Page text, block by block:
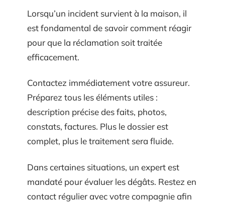
Lorsqu’un incident survient à la maison, il
est fondamental de savoir comment réagir
pour que la réclamation soit traitée
efficacement.
Contactez immédiatement votre assureur.
Préparez tous les éléments utiles :
description précise des faits, photos,
constats, factures. Plus le dossier est
complet, plus le traitement sera fluide.
Dans certaines situations, un expert est
mandaté pour évaluer les dégâts. Restez en
contact régulier avec votre compagnie afin